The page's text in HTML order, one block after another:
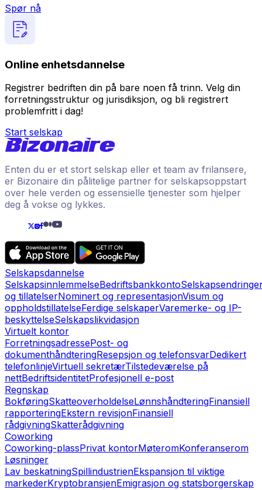
Spør nå
Online enhetsdannelse
Registrer bedriften din på bare noen få trinn. Velg din
forretningsstruktur og jurisdiksjon, og bli registrert
problemfritt i dag!
Start selskap
Enten du er et stort selskap eller et team av frilansere,
er Bizonaire din pålitelige partner for selskapsoppstart
over hele verden og essensielle tjenester som hjelper
deg å vokse og lykkes.
Selskapsdannelse
SelskapsinnlemmelseBedriftsbankkonto
og tillatelserNominert og representasjonVisum og
oppholdstillatelseFerdige selskaperVaremerke- og IP-
beskyttelseSelskapslikvidasjon
Virtuelt kontor
ForretningsadressePost- og
dokumenthåndteringResepsjon og telefonsvarDedikert
telefonlinjeVirtuell sekretærTilstedeværelse på
nettBedriftsidentitetProfesjonell e-post
Regnskap
BokføringSkatteoverholdelseLønnshåndteringFinansiell
rapporteringEkstern revisjonFinansiell
rådgivningSkatterådgivning
Coworking
Coworking-plassPrivat kontorMøteromKonferanserom
Løsninger
Lav beskatningSpillindustrienEkspansjon til viktige
markederKryptobransjenEmigrasjon og statsborgerskap